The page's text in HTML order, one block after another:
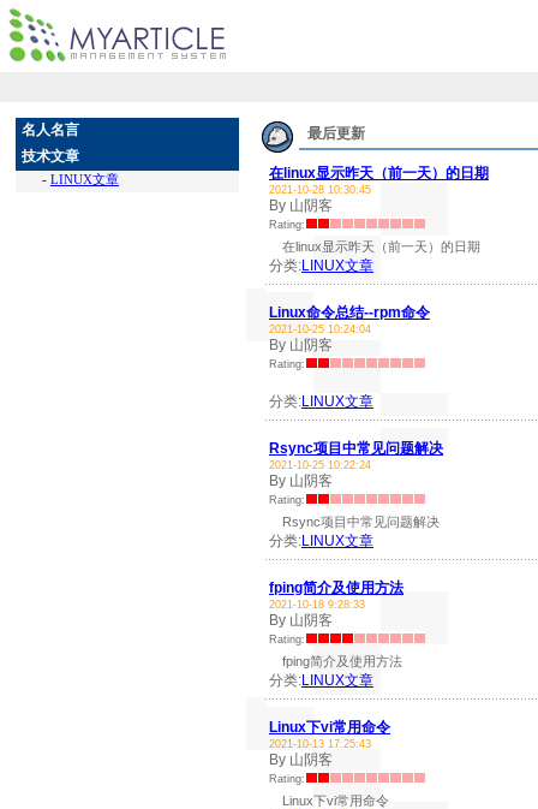
名人名言
技术文章
- LINUX文章
最后更新
在linux显示昨天（前一天）的日期
2021-10-28 10:30:45
By 山阴客
Rating:
在linux显示昨天（前一天）的日期
分类:LINUX文章
Linux命令总结--rpm命令
2021-10-25 10:24:04
By 山阴客
Rating:
分类:LINUX文章
Rsync项目中常见问题解决
2021-10-25 10:22:24
By 山阴客
Rating:
Rsync项目中常见问题解决
分类:LINUX文章
fping简介及使用方法
2021-10-18 9:28:33
By 山阴客
Rating:
fping简介及使用方法
分类:LINUX文章
Linux下vi常用命令
2021-10-13 17:25:43
By 山阴客
Rating:
Linux下vi常用命令